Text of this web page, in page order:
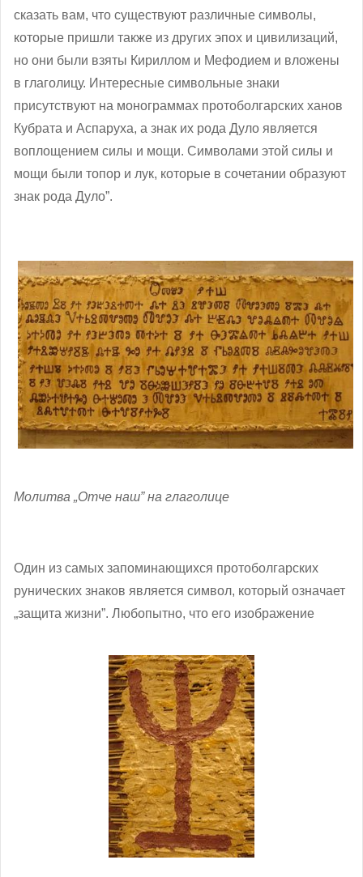
сказать вам, что существуют различные символы,
которые пришли также из других эпох и цивилизаций,
но они были взяты Кириллом и Мефодием и вложены
в глаголицу. Интересные символьные знаки
присутствуют на монограммах протоболгарских ханов
Кубрата и Аспаруха, а знак их рода Дуло является
воплощением силы и мощи. Символами этой силы и
мощи были топор и лук, которые в сочетании образуют
знак рода Дуло”.
Молитва „Отче наш” на глаголице
Один из самых запоминающихся протоболгарских
рунических знаков является символ, который означает
„защита жизни”. Любопытно, что его изображение